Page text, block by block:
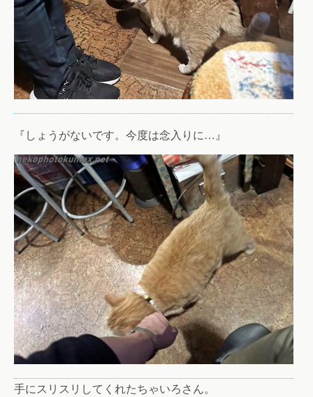
『しょうがないです。今度は念入りに…』
手にスリスリしてくれたちゃいろさん。